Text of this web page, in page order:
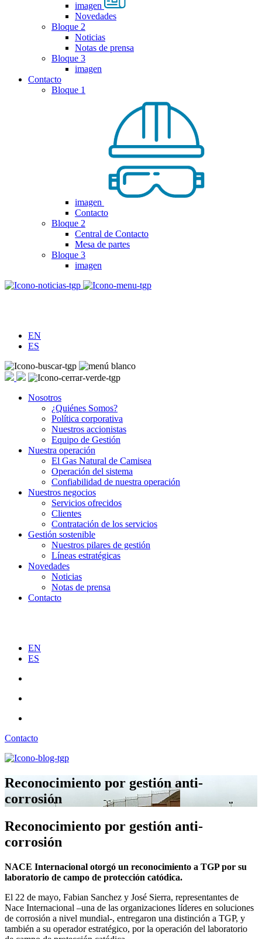
imagen
Novedades
Bloque 2
Noticias
Notas de prensa
Bloque 3
imagen
Contacto
Bloque 1
imagen
Contacto
Bloque 2
Central de Contacto
Mesa de partes
Bloque 3
imagen
EN
ES
Nosotros
¿Quiénes Somos?
Política corporativa
Nuestros accionistas
Equipo de Gestión
Nuestra operación
El Gas Natural de Camisea
Operación del sistema
Confiabilidad de nuestra operación
Nuestros negocios
Servicios ofrecidos
Clientes
Contratación de los servicios
Gestión sostenible
Nuestros pilares de gestión
Líneas estratégicas
Novedades
Noticias
Notas de prensa
Contacto
EN
ES
Contacto
Reconocimiento por gestión anti-
corrosión
Reconocimiento por gestión anti-
corrosión
NACE Internacional otorgó un reconocimiento a TGP por su
laboratorio de campo de protección catódica.
El 22 de mayo, Fabian Sanchez y José Sierra, representantes de
Nace Internacional –una de las organizaciones líderes en soluciones
de corrosión a nivel mundial-, entregaron una distinción a TGP, y
también a su operador estratégico, por la operación del laboratorio